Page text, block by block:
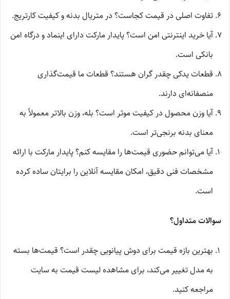
تفاوت اصلی در قیمت کجاست؟ در متریال بدنه و کیفیت کارتریج.
آیا خرید اینترنتی امن است؟ پایدار مارکت دارای اینماد و درگاه امن
بانکی است.
قطعات یدکی چقدر گران هستند؟ قطعات ما قیمت‌گذاری
منصفانه‌ای دارند.
آیا وزن محصول در کیفیت موثر است؟ بله، وزن بالاتر معمولاً به
معنای بدنه برنجی‌تر است.
آیا می‌توانم حضوری قیمت‌ها را مقایسه کنم؟ پایدار مارکت با ارائه
مشخصات فنی دقیق، امکان مقایسه آنلاین را برایتان ساده کرده
است.
سوالات متداول؟
بهترین بازه قیمت برای دوش پیانویی چقدر است؟ قیمت‌ها بسته
به مدل تغییر می‌کند، برای مشاهده لیست قیمت به سایت
مراجعه کنید.